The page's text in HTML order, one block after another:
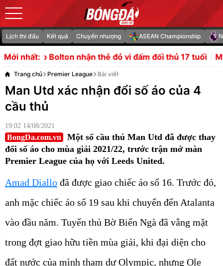
Lịch thi đấu Kết quả Chuyển nhượng ASEAN Championship
Mới nhất:
thẻ đỏ vì đấm đối thủ 17 tuổi Man City săn ngọc quý
Trang chủ Premier League Bài viết
Man Utd xác nhận đổi số áo của 4
cầu thủ
19:02 14/08/2021
BongDa.com.vn
Một số cầu thủ Man Utd đã được thay
đổi số áo cho mùa giải 2021/22, trước trận mở màn
Premier League của họ với Leeds United.
Amad Diallo đã được giao chiếc áo số 16. Trước đó,
anh mặc chiếc áo số 19 sau khi chuyển đến Atalanta
vào đầu năm. Tuyển thủ Bờ Biển Ngà đã vắng mặt
trong đợt giao hữu tiền mùa giải, khi đại diện cho
đất nước của mình tham dự Olympic, nhưng Ole